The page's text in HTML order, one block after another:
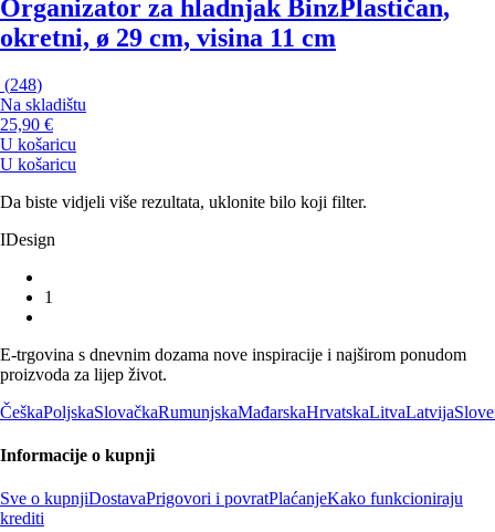
Organizator za hladnjak BinzPlastičan,
okretni, ø 29 cm, visina 11 cm
(248)
Na skladištu
25,90 €
U košaricu
U košaricu
Da biste vidjeli više rezultata, uklonite bilo koji filter.
IDesign
1
E-trgovina s dnevnim dozama nove inspiracije i najširom ponudom
proizvoda za lijep život.
ČeškaPoljskaSlovačkaRumunjskaMađarskaHrvatskaLitvaLatvija
Informacije o kupnji
Sve o kupnjiDostavaPrigovori i povratPlaćanjeKako funkcioniraju
krediti